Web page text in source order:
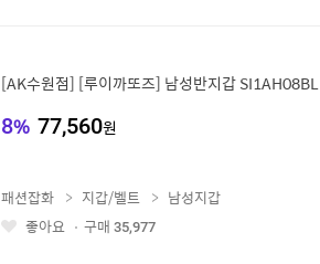
[AK수원점] [루이까또즈] 남성반지갑 SI1AH08BL
8% 77,560원
좋
패션잡화 지갑/벨트
남성지갑
좋아요
구매 35,977